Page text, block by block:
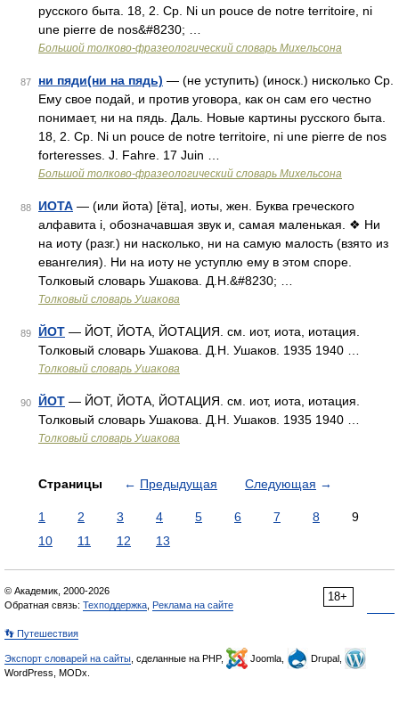
русского быта. 18, 2. Ср. Ni un pouce de notre territoire, ni
une pierre de nos&#8230; …
Большой толково-фразеологический словарь Михельсона
87 ни пяди(ни на пядь) — (не уступить) (иноск.) нисколько Ср.
Ему свое подай, и против уговора, как он сам его честно
понимает, ни на пядь. Даль. Новые картины русского быта.
18, 2. Ср. Ni un pouce de notre territoire, ni une pierre de nos
forteresses. J. Fahre. 17 Juin …
Большой толково-фразеологический словарь Михельсона
88 ИОТА — (или йота) [ёта], иоты, жен. Буква греческого
алфавита i, обозначавшая звук и, самая маленькая. ❖ Ни
на иоту (разг.) ни насколько, ни на самую малость (взято из
евангелия). Ни на иоту не уступлю ему в этом споре.
Толковый словарь Ушакова. Д.Н.&#8230; …
Толковый словарь Ушакова
89 ЙОТ — ЙОТ, ЙОТА, ЙОТАЦИЯ. см. иот, иота, иотация.
Толковый словарь Ушакова. Д.Н. Ушаков. 1935 1940 …
Толковый словарь Ушакова
90 ЙОТ — ЙОТ, ЙОТА, ЙОТАЦИЯ. см. иот, иота, иотация.
Толковый словарь Ушакова. Д.Н. Ушаков. 1935 1940 …
Толковый словарь Ушакова
Страницы ← Предыдущая Следующая →
1 2 3 4 5 6 7 8
9
10
11 12 13
18+
© Академик, 2000-2026
Обратная связь: Техподдержка Реклама на сайте
👣 Путешествия
Экспорт словарей на сайты , сделанные на PHP, Joomla,
Drupal,
WordPress, MODx.